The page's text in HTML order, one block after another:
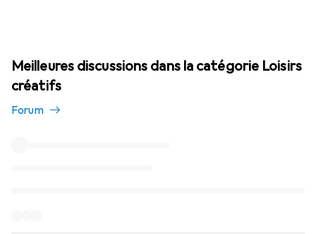
Meilleures discussions dans la catégorie Loisirs
créatifs
Forum